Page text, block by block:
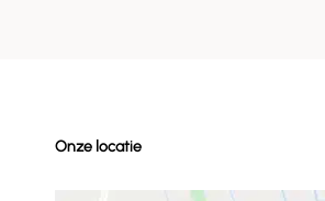
Onze locatie